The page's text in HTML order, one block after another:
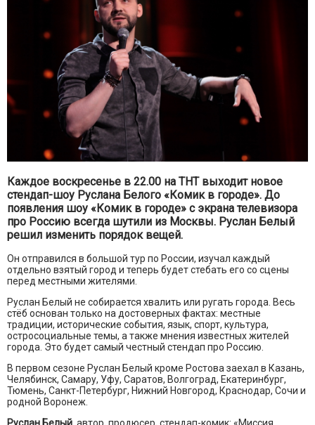
Каждое воскресенье в 22.00 на ТНТ выходит новое
стендап-шоу Руслана Белого «Комик в городе». До
появления шоу «Комик в городе» с экрана телевизора
про Россию всегда шутили из Москвы. Руслан Белый
решил изменить порядок вещей.
Он отправился в большой тур по России, изучал каждый
отдельно взятый город и теперь будет стебать его со сцены
перед местными жителями.
Руслан Белый не собирается хвалить или ругать города. Весь
стёб основан только на достоверных фактах: местные
традиции, исторические события, язык, спорт, культура,
остросоциальные темы, а также мнения известных жителей
города. Это будет самый честный стендап про Россию.
В первом сезоне Руслан Белый кроме Ростова заехал в Казань,
Челябинск, Самару, Уфу, Саратов, Волгоград, Екатеринбург,
Тюмень, Санкт-Петербург, Нижний Новгород, Краснодар, Сочи и
родной Воронеж.